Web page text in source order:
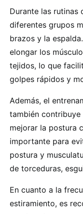
Durante las rutinas
diferentes grupos
brazos y la
elongar los
tejidos, lo que
golpes rápidos y
Además, el
también
mejorar la postura
importante para
postura y
de torceduras,
En cuanto a la
estiramiento, es